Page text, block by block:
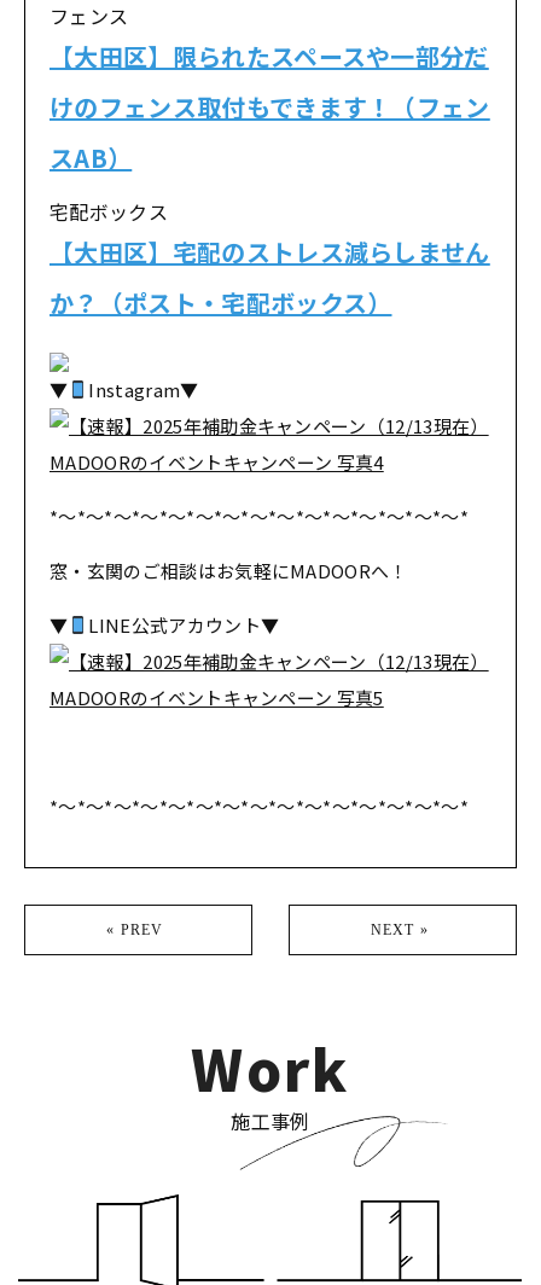
フェンス
【大田区】限られたスペースや一部分だ
けのフェンス取付もできます！（フェン
スAB）
宅配ボックス
【大田区】宅配のストレス減らしません
か？（ポスト・宅配ボックス）
▼ Instagram▼
*～*～*～*～*～*～*～*～*～*～*～*～*～*～*～*
窓・玄関のご相談はお気軽にMADOORへ！
▼ LINE公式アカウント▼
*～*～*～*～*～*～*～*～*～*～*～*～*～*～*～*
« PREV NEXT »
Work
施工事例